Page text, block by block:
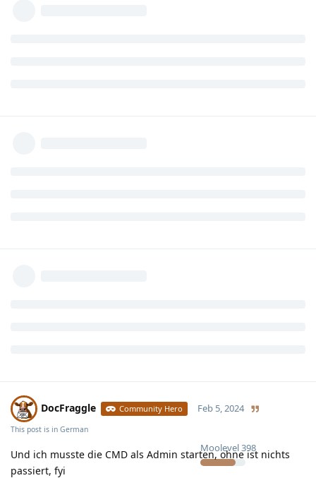
DocFraggle Community Hero
Moolevel398
Feb 5, 2024
This post is in German
Und ich musste die CMD als Admin starten, ohne ist nichts
passiert, fyi